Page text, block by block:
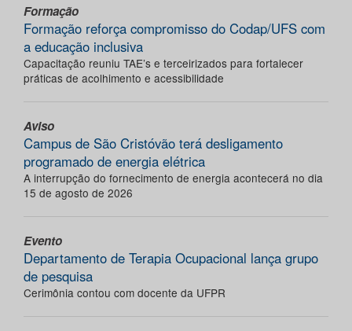
Formação
Formação reforça compromisso do Codap/UFS com
a educação inclusiva
Capacitação reuniu TAE’s e terceirizados para fortalecer
práticas de acolhimento e acessibilidade
Aviso
Campus de São Cristóvão terá desligamento
programado de energia elétrica
A interrupção do fornecimento de energia acontecerá no dia
15 de agosto de 2026
Evento
Departamento de Terapia Ocupacional lança grupo
de pesquisa
Cerimônia contou com docente da UFPR